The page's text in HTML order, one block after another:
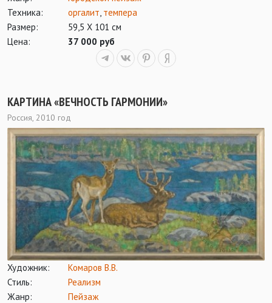
Техника:
оргалит, темпера
Размер:
59,5 Х 101 см
Цена:
37 000 руб
КАРТИНА «ВЕЧНОСТЬ ГАРМОНИИ»
Россия, 2010 год
Художник:
Комаров В.В.
Стиль:
Реализм
Жанр:
Пейзаж